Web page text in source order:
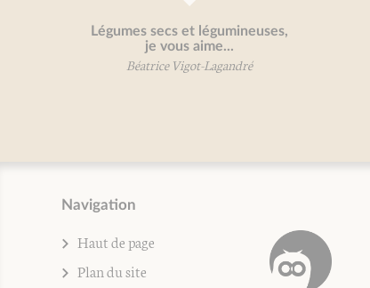
Légumes secs et légumineuses,
je vous aime...
Béatrice Vigot-Lagandré
Navigation
Haut de page
Plan du site